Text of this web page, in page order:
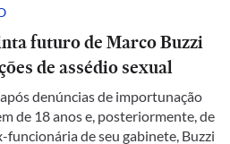
futuro de Marco Buzzi
de assédio sexual
denúncias de importunação
de 18 anos e, posteriormente, de
funcionária de seu gabinete, Buzzi